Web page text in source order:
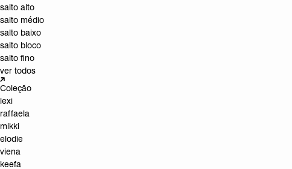
salto alto
salto médio
salto baixo
salto bloco
salto fino
ver todos
Coleção
lexi
raffaela
mikki
elodie
viena
keefa